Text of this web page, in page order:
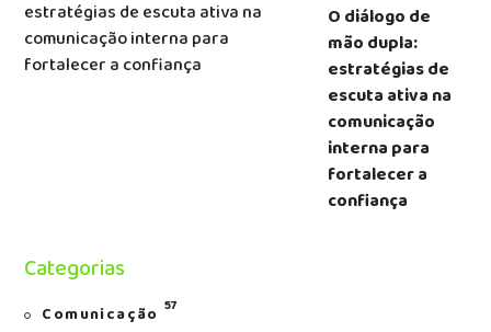
O diálogo de
mão dupla:
estratégias de
escuta ativa na
comunicação
interna para
fortalecer a
confiança
Categorias
Comunicação 57